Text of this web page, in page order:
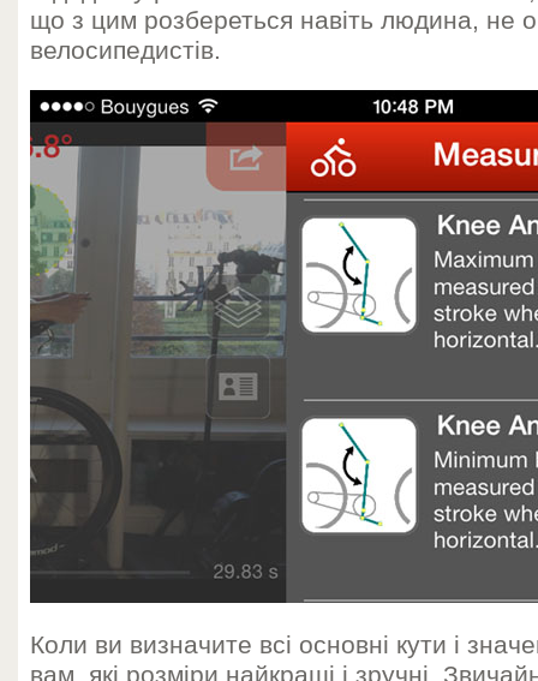
що з цим розбереться навіть людина, не
велосипедистів.
Коли ви визначите всі основні кути і
вам, які розміри найкращі і зручні.